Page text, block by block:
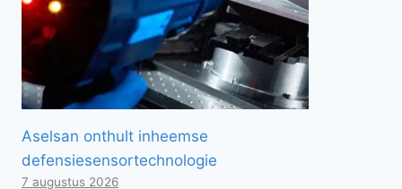
Aselsan onthult inheemse
defensiesensortechnologie
7 augustus 2026